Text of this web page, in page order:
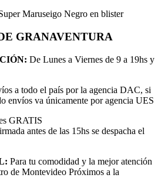
Maruseigo Negro en blister
GRANAVENTURA
De Lunes a Viernes de 9 a 19hs y
a todo el país por la agencia DAC, si
envíos va únicamente por agencia UES
GRATIS
antes de las 15hs se despacha el
Para tu comodidad y la mejor atención
de Montevideo Próximos a la